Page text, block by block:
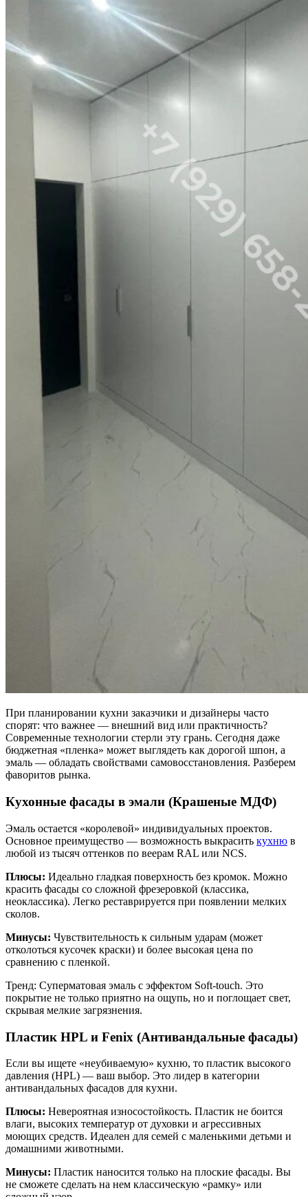
При планировании кухни заказчики и дизайнеры часто
спорят: что важнее — внешний вид или практичность?
Современные технологии стерли эту грань. Сегодня даже
бюджетная «пленка» может выглядеть как дорогой шпон, а
эмаль — обладать свойствами самовосстановления. Разберем
фаворитов рынка.
Кухонные фасады в эмали (Крашеные МДФ)
Эмаль остается «королевой» индивидуальных проектов.
Основное преимущество — возможность выкрасить кухню в
любой из тысяч оттенков по веерам RAL или NCS.
Плюсы: Идеально гладкая поверхность без кромок. Можно
красить фасады со сложной фрезеровкой (классика,
неоклассика). Легко реставрируется при появлении мелких
сколов.
Минусы: Чувствительность к сильным ударам (может
отколоться кусочек краски) и более высокая цена по
сравнению с пленкой.
Тренд: Суперматовая эмаль с эффектом Soft-touch. Это
покрытие не только приятно на ощупь, но и поглощает свет,
скрывая мелкие загрязнения.
Пластик HPL и Fenix (Антивандальные фасады)
Если вы ищете «неубиваемую» кухню, то пластик высокого
давления (HPL) — ваш выбор. Это лидер в категории
антивандальных фасадов для кухни.
Плюсы: Невероятная износостойкость. Пластик не боится
влаги, высоких температур от духовки и агрессивных
моющих средств. Идеален для семей с маленькими детьми и
домашними животными.
Минусы: Пластик наносится только на плоские фасады. Вы
не сможете сделать на нем классическую «рамку» или